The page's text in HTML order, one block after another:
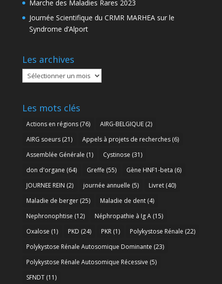
Marche des Maladies Rares 2023
Journée Scientifique du CRMR MARHEA sur le
Syndrome d’Alport
Les archives
Les
archives
Les mots clés
Actions en régions(76) AIRG-BELGIQUE(2)
AIRG soeurs(21) Appels à projets de recherches(6)
Assemblée Générale (1) Cystinose (31)
don d'organe (64) Greffe (55) Gène HNF1-beta (6)
JOURNEE REIN (2) journée annuelle (5) Livret(40)
Maladie de berger(25) Maladie de dent(4)
Nephronophtise (12) Néphropathie à Ig A(15)
Oxalose (1) PKD (24) PKR(1) Polykystose Rénale (22)
Polykystose Rénale Autosomique Dominante (23)
Polykystose Rénale Autosomique Récessive (5)
SFNDT(11)